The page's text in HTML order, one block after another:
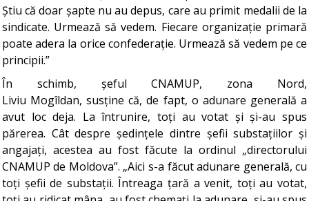
Știu că doar șapte nu au depus, care au primit medalii de la
sindicate. Urmează să vedem. Fiecare organizație primară
poate adera la orice confederație. Urmează să vedem pe ce
principii.”
În schimb, șeful CNAMUP, zona Nord,
Liviu Mogîldan, susține că, de fapt, o adunare generală a
avut loc deja. La întrunire, toți au votat și și-au spus
părerea. Cât despre ședințele dintre șefii substațiilor și
angajați, acestea au fost făcute la ordinul „directorului
CNAMUP de Moldova”. „Aici s-a făcut adunare generală, cu
toți șefii de substații. Întreaga țară a venit, toți au votat,